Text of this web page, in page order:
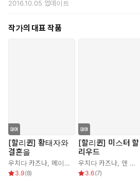
2016.10.05 업데이트
작가의 대표 작품
[할리퀸] 황태자와
결혼을
우치다 카즈나 메이시 예이츠
3.9(8)
[할리퀸] 미스터 할
리우드
우치다 카즈나 앤 메이저
3.6(7)